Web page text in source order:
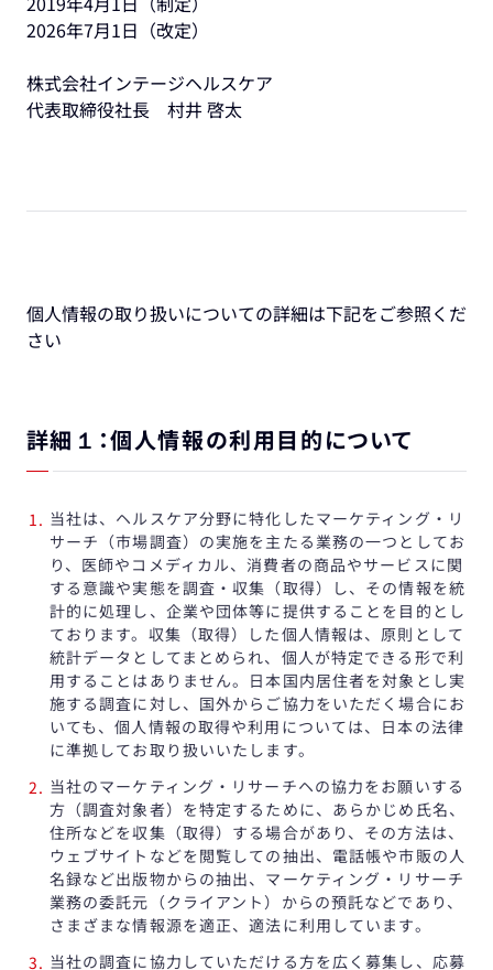
2026年7月1日（改定）
株式会社インテージヘルスケア
代表取締役社長 村井 啓太
個人情報の取り扱いについての詳細は下記をご参照くだ
さい
詳細１：個人情報の利用目的について
当社は、ヘルスケア分野に特化したマーケティング・リ
サーチ（市場調査）の実施を主たる業務の一つとしてお
り、医師やコメディカル、消費者の商品やサービスに関
する意識や実態を調査・収集（取得）し、その情報を統
計的に処理し、企業や団体等に提供することを目的とし
ております。収集（取得）した個人情報は、原則として
統計データとしてまとめられ、個人が特定できる形で利
用することはありません。日本国内居住者を対象とし実
施する調査に対し、国外からご協力をいただく場合にお
いても、個人情報の取得や利用については、日本の法律
に準拠してお取り扱いいたします。
当社のマーケティング・リサーチヘの協力をお願いする
方（調査対象者）を特定するために、あらかじめ氏名、
住所などを収集（取得）する場合があり、その方法は、
ウェブサイトなどを閲覧しての抽出、電話帳や市販の人
名録など出版物からの抽出、マーケティング・リサーチ
業務の委託元（クライアント）からの預託などであり、
さまざまな情報源を適正、適法に利用しています。
当社の調査に協力していただける方を広く募集し、応募